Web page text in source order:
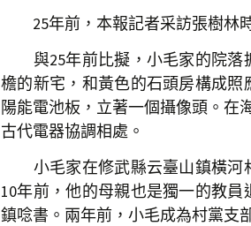
25年前，本報記者采訪張樹林時
與25年前比擬，小毛家的院落
檐的新宅，和黃色的石頭房構成照
陽能電池板，立著一個攝像頭。在
古代電器協調相處。
小毛家在修武縣云臺山鎮橫河
10年前，他的母親也是獨一的教
鎮唸書。兩年前，小毛成為村黨支